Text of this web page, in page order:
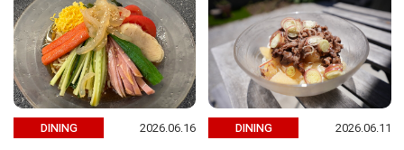
DINING 2026.06.16 DINING 2026.06.11